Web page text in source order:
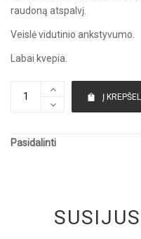
raudoną atspalvį.
Veislė vidutinio ankstyvumo.
Labai kvepia.
Į
Pasidalinti